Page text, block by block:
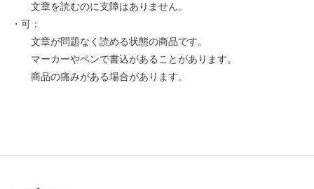
文章を読むのに支障はありません。
・可：
文章が問題なく読める状態の商品です。
マーカーやペンで書込があることがあります。
商品の痛みがある場合があります。